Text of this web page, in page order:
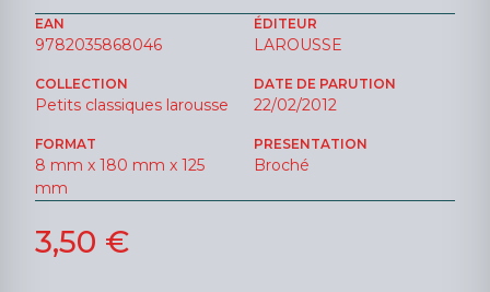
EAN
9782035868046
ÉDITEUR
LAROUSSE
COLLECTION
Petits classiques larousse
DATE DE PARUTION
22/02/2012
FORMAT
8 mm x 180 mm x 125
mm
PRESENTATION
Broché
3,50 €